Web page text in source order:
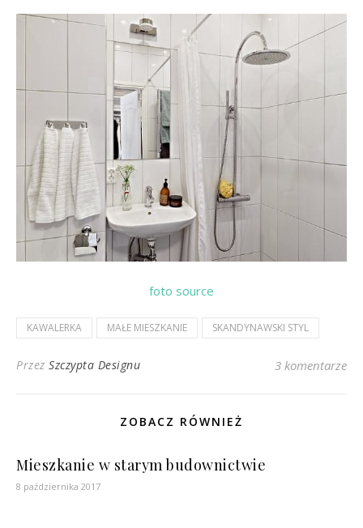
foto source
KAWALERKA MAŁE MIESZKANIE SKANDYNAWSKI STYL
Przez Szczypta Designu 3 komentarze
ZOBACZ RÓWNIEŻ
Mieszkanie w starym budownictwie
8 października 2017